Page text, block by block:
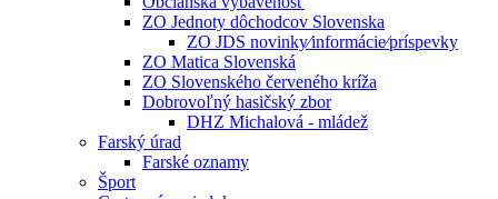
ZO Jednoty dôchodcov Slovenska
ZO JDS novinky⁄informácie⁄príspevky
ZO Matica Slovenská
ZO Slovenského červeného kríža
Dobrovoľný hasičský zbor
DHZ Michalová - mládež
Farský úrad
Farské oznamy
Šport